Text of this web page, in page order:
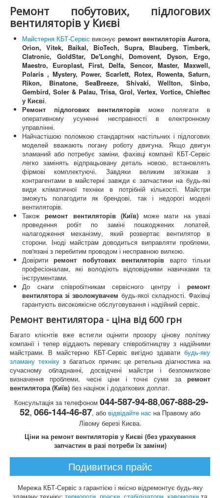
Ремонт побутових, підлогових
вентиляторів у Києві
Майстерня КБТ-Сервіс виконує ремонт вентиляторів Aurora,
Orion, Vitek, Baikal, BioTech, Supra, Blauberg, Timberk,
Clatronic, GoldStar, De'Longhi, Domovent, Dyson, Ergo,
Maestro, Europlast, First, Delfa, Sencor, Master, Maxwell,
Polaris , Mystery, Power, Scarlett, Rotex, Rowenta, Saturn,
Rikon, Binatone, SeaBreeze, Shivaki, Wellton, Sinbo,
Gembird, Soler & Palau, Trisa, Grol, Vertex, Vortice, Chieftec
у Києві.
Ремонт підлогових вентиляторів може полягати в
оперативному усуненні несправності в електронному
управлінні.
Найчастішою поломкою стандартних настільних і підлогових
моделей вважають погану роботу двигуна. Якщо двигун
зламаний або потребує заміни, фахівці компанії КБТ-Сервіс
легко замінять відпрацьовану деталь новою, встановлять
фірмові комплектуючі. Завдяки великим зв'язкам з
контрагентами в майстерні завжди є запчастини на будь-які
види кліматичної техніки в потрібній кількості. Майстри
зможуть полагодити як брендові, так і недорогі моделі
вентиляторів.
Такожремонт вентиляторів (Київ)може мати на увазі
проведення робіт по заміні пошкоджених лопатей,
налагодження механізму, який розвертає вентилятор в
сторони. Іноді майстрам доводиться виправляти проблеми,
пов'язані з перебитим проводом і несправною вилкою.
Довіритиремонт побутових вентиляторів варто тільки
професіоналам, які володіють відповідними навичками та
інструментами.
До снаги співробітникам сервісного центру і ремонт
вентилятора зі зволожувачем будь-якої складності. Фахівці
гарантують високоякісне обслуговування і надійний сервіс.
Ремонт вентилятора - ціна від 600 грн
Багато клієнтів вже встигли оцінити прозору цінову політику
компанії і тепер віддають перевагу співробітництву з надійними
майстрами. В майстерню КБТ-Сервіс вигідно здавати будь-яку
зламану технікуз багатьох причин: це ретельна діагностика на
сучасному обладнанні, досвідчені майстри і безпомилкове
визначення проблеми, чесні ціни і точні суми за ремонт
вентилятора (Київ) без націнок і додаткових доплат.
Консультація за телефоном 044-587-94-88,067-888-29-
52,066-144-46-87, або відвідайте нас на Правому або
Лівому березі Києва.
Ціни на ремонт вентиляторів у Києві (без урахування
запчастин в разі потреби їх заміни)
Подивитися прайс
Мережа КБТ-Сервіс з гарантією і якісно відремонтує будь-яку